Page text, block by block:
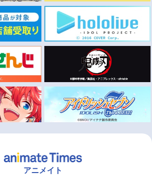
アニメイト